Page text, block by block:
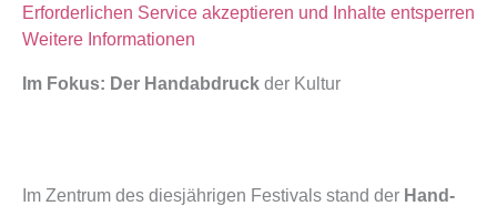
Erfor­der­li­chen Ser­vice akzep­tie­ren und Inhal­te ent­sper­ren
Wei­te­re Infor­ma­tio­nen
Im Fokus: Der Handabdruck der Kultur
Im Zen­trum des dies­jäh­ri­gen Fes­ti­vals stand der Hand­